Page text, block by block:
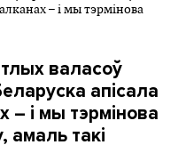
валасоў
апісала
– і мы тэрмінова
амаль такі